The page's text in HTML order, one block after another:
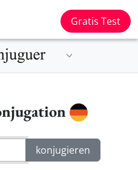
Gratis Test